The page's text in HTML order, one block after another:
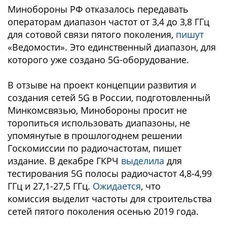
Минобороны РФ отказалось передавать
операторам диапазон частот от 3,4 до 3,8 ГГц
для сотовой связи пятого поколения, пишут
«Ведомости». Это единственный диапазон, для
которого уже создано 5G-оборудование.
В отзыве на проект концепции развития и
создания сетей 5G в России, подготовленный
Минкомсвязью, Минобороны просит не
торопиться использовать диапазоны, не
упомянутые в прошлогоднем решении
Госкомиссии по радиочастотам, пишет
издание. В декабре ГКРЧ выделила для
тестирования 5G полосы радиочастот 4,8-4,99
ГГц и 27,1-27,5 ГГц. Ожидается, что
комиссия выделит частоты для строительства
сетей пятого поколения осенью 2019 года.